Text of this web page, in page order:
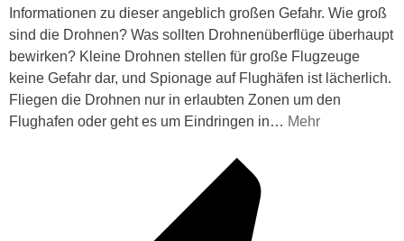
Informationen zu dieser angeblich großen Gefahr. Wie groß
sind die Drohnen? Was sollten Drohnenüberflüge überhaupt
bewirken? Kleine Drohnen stellen für große Flugzeuge
keine Gefahr dar, und Spionage auf Flughäfen ist lächerlich.
Fliegen die Drohnen nur in erlaubten Zonen um den
Flughafen oder geht es um Eindringen in… Mehr